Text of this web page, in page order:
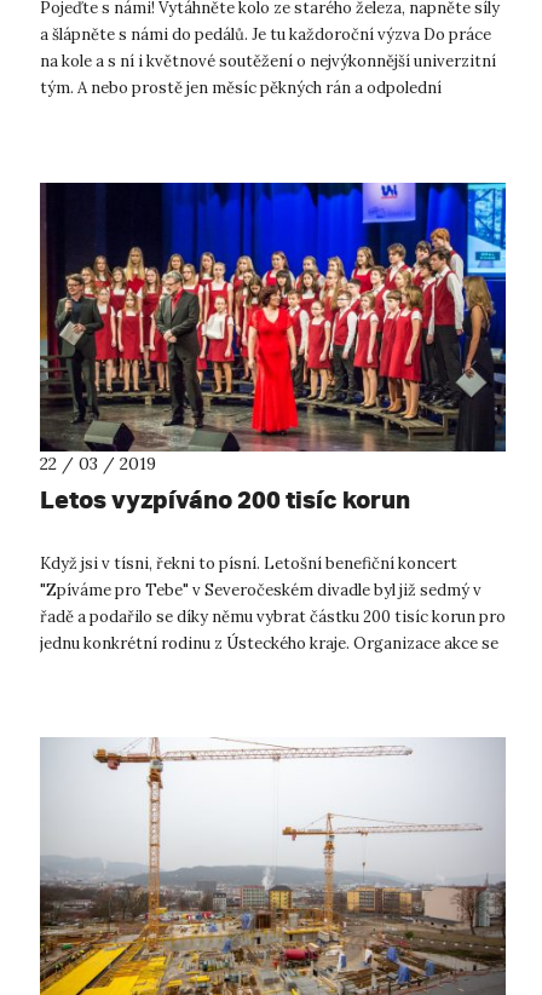
Pojeďte s námi! Vytáhněte kolo ze starého železa, napněte síly
a šlápněte s námi do pedálů. Je tu každoroční výzva Do práce
na kole a s ní i květnové soutěžení o nejvýkonnější univerzitní
tým. A nebo prostě jen měsíc pěkných rán a odpolední
22 / 03 / 2019
Letos vyzpíváno 200 tisíc korun
Když jsi v tísni, řekni to písní. Letošní benefiční koncert
"Zpíváme pro Tebe" v Severočeském divadle byl již sedmý v
řadě a podařilo se díky němu vybrat částku 200 tisíc korun pro
jednu konkrétní rodinu z Ústeckého kraje. Organizace akce se